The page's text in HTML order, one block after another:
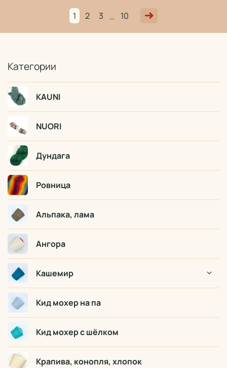
1 2 3 … 10
Категории
KAUNI
NUORI
Дундага
Ровница
Альпака, лама
Ангора
Кашемир
Кид мохер на па
Кид мохер с шёлком
Крапива, конопля, хлопок